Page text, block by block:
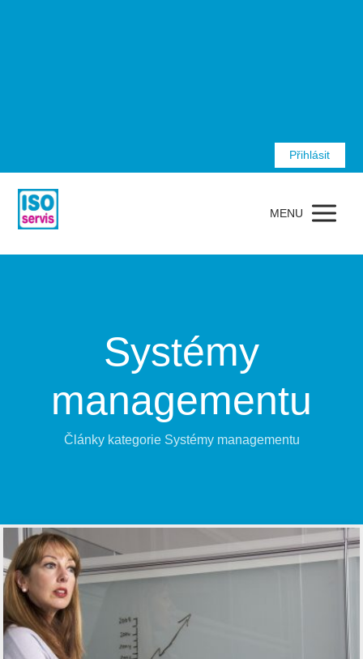
Přihlásit
MENU
Systémy
managementu
Články kategorie Systémy managementu